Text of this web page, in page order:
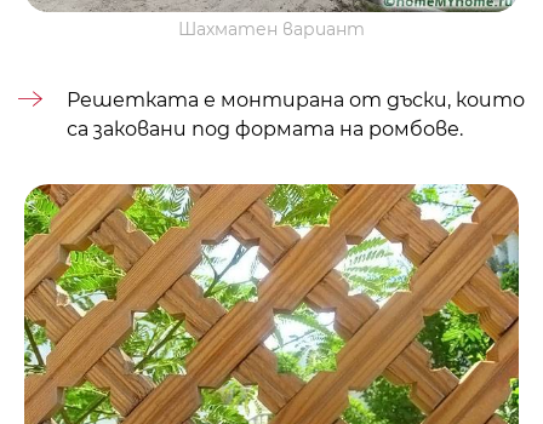
Шахматен вариант
Решетката е монтирана от дъски, които
са заковани под формата на ромбове.